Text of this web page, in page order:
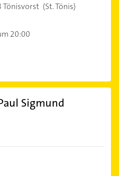
Tönisvorst (St. Tönis)
20:00
Sigmund